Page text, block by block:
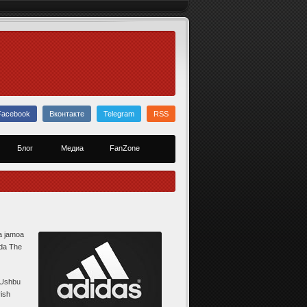
Вконтакте Telegram RSS
Блог Медиа FanZone
jamoa
The